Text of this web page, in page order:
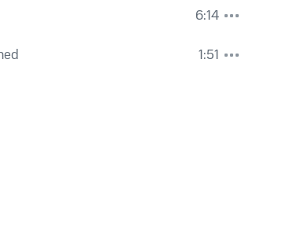
6:14
1:51